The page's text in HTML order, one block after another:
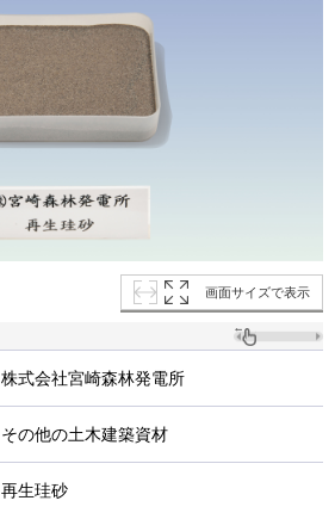
画面サイズで表示
株式会社宮崎森林発電所
その他の土木建築資材
再生珪砂